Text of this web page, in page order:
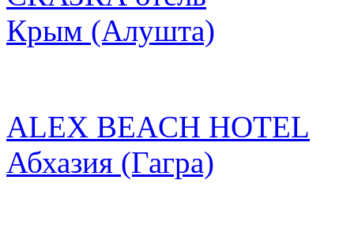
Крым (Алушта)
ALEX BEACH HOTEL
Абхазия (Гагра)